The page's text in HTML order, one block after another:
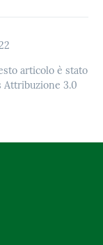
articolo è stato
Attribuzione 3.0